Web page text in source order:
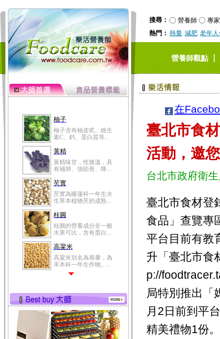
搜尋： 營養師
專家
熱門： 熱量 減肥 老年
營養師觀點｜
柚子
柚子含有柚皮甙、維生
黃精
芡實
芡實為睡蓮科一年生水
生草本植物芡的成熟...
桂圓
桂圓的營養成分非一般
水果可比，含有蛋白...
高粱米
高粱米別名為蜀黍，為
禾本科一年生作物。...
鯽魚
鯽魚裡所含的營養成分
有蛋白質、脂肪、磷...
鮪魚
鮪魚肚肉中的不飽和脂
肪酸內富含EPA和DH...
幫助消化與通便；揮...
冬瓜
冬瓜營養價值高，鈉含
量極低是水腫病人的...
在
臺北市食
活動，邀
台北市政府衛
臺北市食材登
食品」查覽專
平台目前有教
升「臺北市食
p://
局特別推出「
月2日前到平
精美禮物1份。